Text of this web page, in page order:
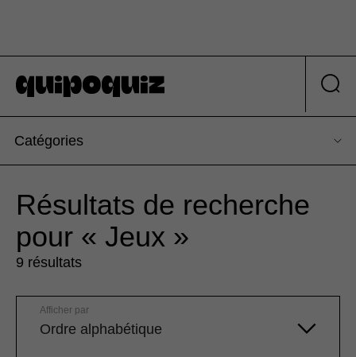
Catégories
Résultats de recherche
pour « Jeux »
9 résultats
Ordre alphabétique
Afficher par